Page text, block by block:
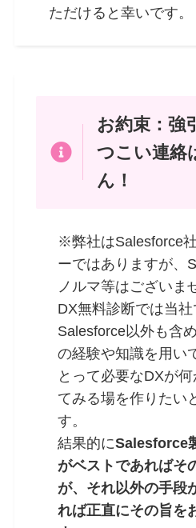
ただけると幸いです。
お約束：強
つこい連絡
ん！
※弊社はSalesforce
ーではありますが、
ノルマ等はございま
DX無料診断では当
Salesforce以外も含
の経験や知識を用い
とって必​要なDXが何
てみる場を作りたい
す。
結果的にSalesforce
がベストであればそ
が、それ以外の手段
れば正直に​その旨を